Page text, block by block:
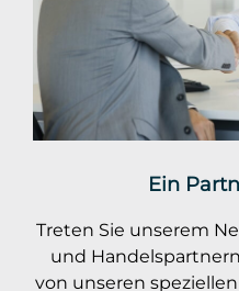
Ein
Treten Sie unserem
und
von unseren